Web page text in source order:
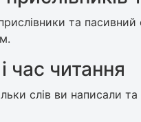
та
час читання
слів ви написали